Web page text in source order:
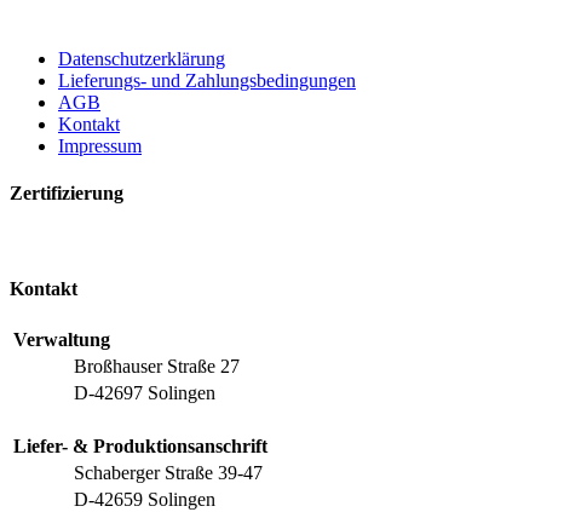
Datenschutzerklärung
Lieferungs- und Zahlungsbedingungen
AGB
Kontakt
Impressum
Zertifizierung
Kontakt
Verwaltung
Broßhauser Straße 27
D-42697 Solingen
Liefer- & Produktionsanschrift
Schaberger Straße 39-47
D-42659 Solingen